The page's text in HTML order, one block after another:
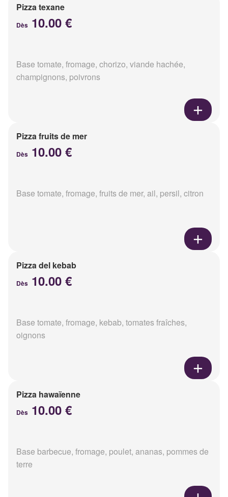
Pizza texane
Dès 10.00 €
Base tomate, fromage, chorizo, viande hachée,
champignons, poivrons
Pizza fruits de mer
Dès 10.00 €
Base tomate, fromage, fruits de mer, ail, persil, citron
Pizza del kebab
Dès 10.00 €
Base tomate, fromage, kebab, tomates fraîches,
oignons
Pizza hawaïenne
Dès 10.00 €
Base barbecue, fromage, poulet, ananas, pommes de
terre